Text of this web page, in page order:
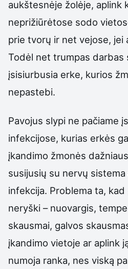
aukštesnėje žolėje, aplink
neprižiūrėtose sodo
prie tvorų ir net vejose, jei
Todėl net trumpas darbas
įsisiurbusia erke, kurios
nepastebi.
Pavojus slypi ne pačiame
infekcijose, kurias erkės
įkandimo žmonės
susijusių su nervų
infekcija. Problema ta,
neryški – nuovargis,
skausmai, galvos
įkandimo vietoje ar aplink
numoja ranka, nes viską